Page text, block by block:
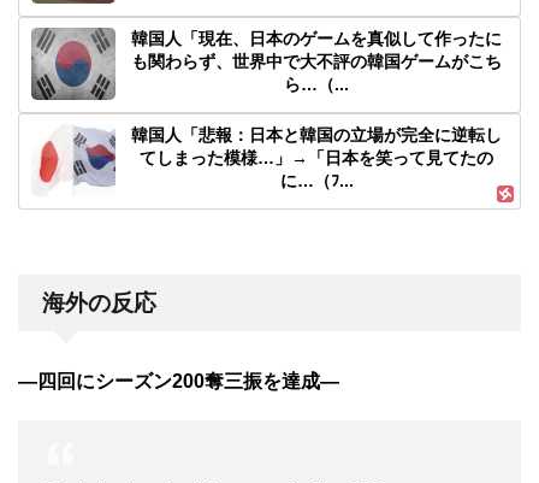
韓国人「現在、日本のゲームを真似して作ったに
も関わらず、世界中で大不評の韓国ゲームがこち
ら…（...
韓国人「悲報：日本と韓国の立場が完全に逆転し
てしまった模様…」→「日本を笑って見てたの
に…（ﾌ...
海外の反応
―四回にシーズン200奪三振を達成―